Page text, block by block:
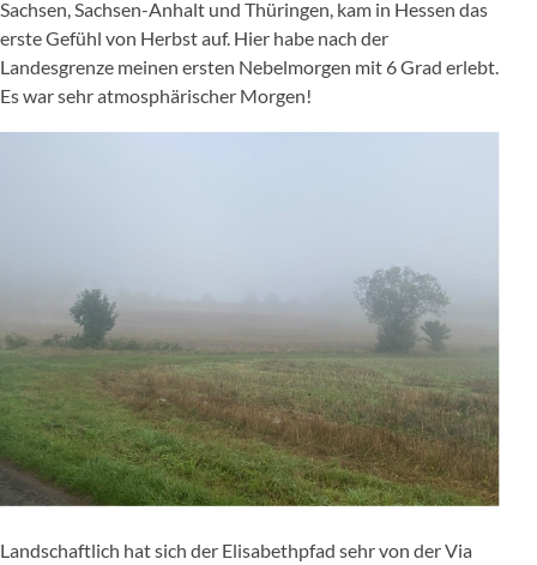
Sachsen, Sachsen-Anhalt und Thüringen, kam in Hessen das
erste Gefühl von Herbst auf. Hier habe nach der
Landesgrenze meinen ersten Nebelmorgen mit 6 Grad erlebt.
Es war sehr atmosphärischer Morgen!
Landschaftlich hat sich der Elisabethpfad sehr von der Via